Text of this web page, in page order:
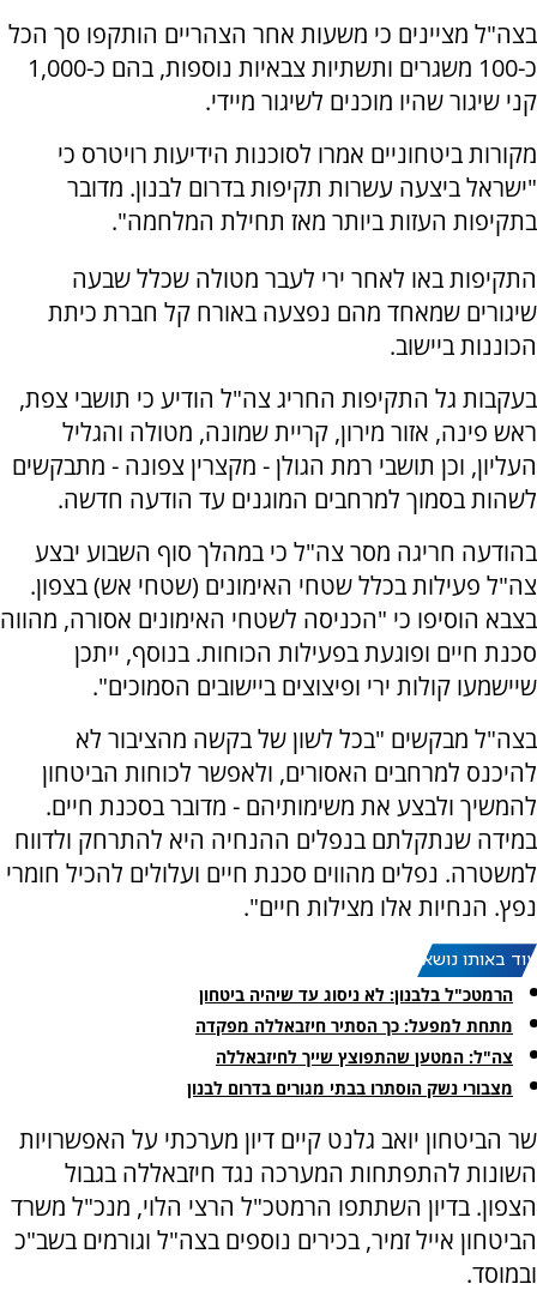
בצה"ל מציינים כי משעות אחר הצהריים הותקפו סך הכל
כ-100 משגרים ותשתיות צבאיות נוספות, בהם כ-1,000
קני שיגור שהיו מוכנים לשיגור מיידי.
מקורות ביטחוניים אמרו לסוכנות הידיעות רויטרס כי
"ישראל ביצעה עשרות תקיפות בדרום לבנון. מדובר
בתקיפות העזות ביותר מאז תחילת המלחמה".
התקיפות באו לאחר ירי לעבר מטולה שכלל שבעה
שיגורים שמאחד מהם נפצעה באורח קל חברת כיתת
הכוננות ביישוב.
בעקבות גל התקיפות החריג צה"ל הודיע כי תושבי צפת,
ראש פינה, אזור מירון, קריית שמונה, מטולה והגליל
העליון, וכן תושבי רמת הגולן - מקצרין צפונה - מתבקשים
לשהות בסמוך למרחבים המוגנים עד הודעה חדשה.
בהודעה חריגה מסר צה"ל כי במהלך סוף השבוע יבצע
צה"ל פעילות בכלל שטחי האימונים (שטחי אש) בצפון.
בצבא הוסיפו כי "הכניסה לשטחי האימונים אסורה, מהווה
סכנת חיים ופוגעת בפעילות הכוחות. בנוסף, ייתכן
שיישמעו קולות ירי ופיצוצים ביישובים הסמוכים".
בצה"ל מבקשים "בכל לשון של בקשה מהציבור לא
להיכנס למרחבים האסורים, ולאפשר לכוחות הביטחון
להמשיך ולבצע את משימותיהם - מדובר בסכנת חיים.
במידה שנתקלתם בנפלים ההנחיה היא להתרחק ולדווח
למשטרה. נפלים מהווים סכנת חיים ועלולים להכיל חומרי
נפץ. הנחיות אלו מצילות חיים".
עוד באותו נושא:
הרמטכ"ל בלבנון: לא ניסוג עד שיהיה ביטחון
מתחת למפעל: כך הסתיר חיזבאללה מפקדה
צה"ל: המטען שהתפוצץ שייך לחיזבאללה
מצבורי נשק הוסתרו בבתי מגורים בדרום לבנון
שר הביטחון יואב גלנט קיים דיון מערכתי על האפשרויות
השונות להתפתחות המערכה נגד חיזבאללה בגבול
הצפון. בדיון השתתפו הרמטכ"ל הרצי הלוי, מנכ"ל משרד
הביטחון אייל זמיר, בכירים נוספים בצה"ל וגורמים בשב"כ
ובמוסד.